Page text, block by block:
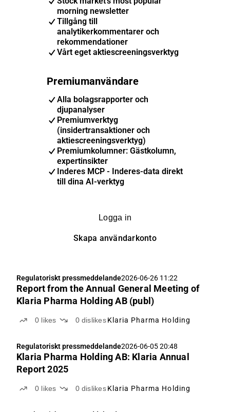
morning newsletter
Tillgång till
analytikerkommentarer och
rekommendationer
Vårt eget aktiescreeningsverktyg
Premiumanvändare
Alla bolagsrapporter och
djupanalyser
Premiumverktyg
(insidertransaktioner och
aktiescreeningsverktyg)
Premiumkolumner: Gästkolumn,
expertinsikter
Inderes MCP - Inderes-data direkt
till dina AI-verktyg
Logga in
Skapa användarkonto
Regulatoriskt pressmeddelande2026-06-26 11:22
Report from the Annual General Meeting of
Klaria Pharma Holding AB (publ)
0 likes 0 dislikes Klaria Pharma Holding
Regulatoriskt pressmeddelande2026-06-05 20:48
Klaria Pharma Holding AB: Klaria Annual
Report 2025
0 likes 0 dislikes Klaria Pharma Holding